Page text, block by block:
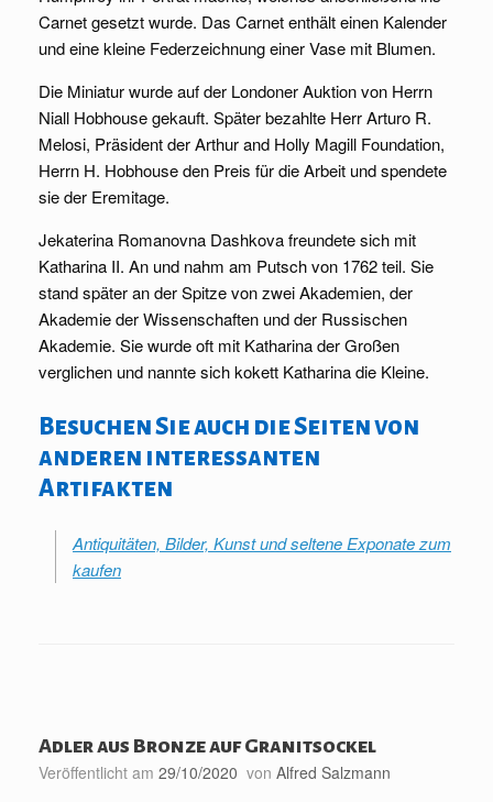
Carnet gesetzt wurde. Das Carnet enthält einen Kalender
und eine kleine Federzeichnung einer Vase mit Blumen.
Die Miniatur wurde auf der Londoner Auktion von Herrn
Niall Hobhouse gekauft. Später bezahlte Herr Arturo R.
Melosi, Präsident der Arthur and Holly Magill Foundation,
Herrn H. Hobhouse den Preis für die Arbeit und spendete
sie der Eremitage.
Jekaterina Romanovna Dashkova freundete sich mit
Katharina II. An und nahm am Putsch von 1762 teil. Sie
stand später an der Spitze von zwei Akademien, der
Akademie der Wissenschaften und der Russischen
Akademie. Sie wurde oft mit Katharina der Großen
verglichen und nannte sich kokett Katharina die Kleine.
Besuchen Sie auch die Seiten von
anderen interessanten
Artifakten
Antiquitäten, Bilder, Kunst und seltene Exponate zum
kaufen
Adler aus Bronze auf Granitsockel
Veröffentlicht am 29/10/2020 von Alfred Salzmann